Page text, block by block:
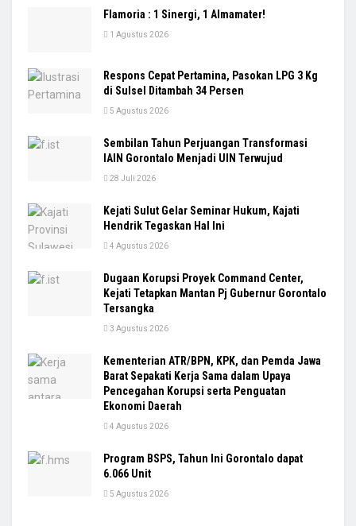
Flamoria : 1 Sinergi, 1 Almamater!
1 Agustus 2026
Respons Cepat Pertamina, Pasokan LPG 3 Kg
di Sulsel Ditambah 34 Persen
5 Agustus 2026
Sembilan Tahun Perjuangan Transformasi
IAIN Gorontalo Menjadi UIN Terwujud
28 Juli 2026
Kejati Sulut Gelar Seminar Hukum, Kajati
Hendrik Tegaskan Hal Ini
4 Agustus 2026
Dugaan Korupsi Proyek Command Center,
Kejati Tetapkan Mantan Pj Gubernur Gorontalo
Tersangka
3 Agustus 2026
Kementerian ATR/BPN, KPK, dan Pemda Jawa
Barat Sepakati Kerja Sama dalam Upaya
Pencegahan Korupsi serta Penguatan
Ekonomi Daerah
4 Agustus 2026
Program BSPS, Tahun Ini Gorontalo dapat
6.066 Unit
5 Agustus 2026